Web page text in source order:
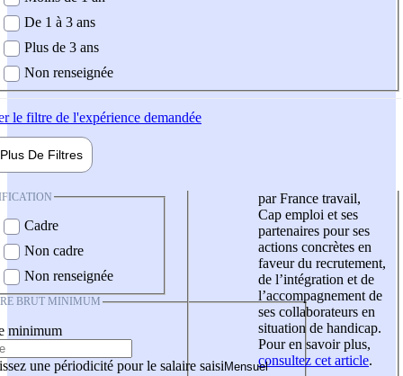
De 1 à 3 ans
Plus de 3 ans
Non renseignée
le filtre de l'expérience demandée
Plus De Filtres
Cadre
Non cadre
Non renseignée
BRUT MINIMUM
minimum
une périodicité pour le salaire saisi
par France travail,
Cap emploi et ses
partenaires pour ses
actions concrètes en
faveur du recrutement,
de l’intégration et de
l’accompagnement de
ses collaborateurs en
situation de handicap.
Pour en savoir plus,
consultez cet article.